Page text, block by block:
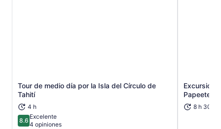
Tour de medio día por la Isla del Círculo de
Tahití
4 h
8.68.6 de 10
Excelente
4 opiniones
Se abrirá en una nueva pestaña
Excursión
Papeete
8 h 30 m